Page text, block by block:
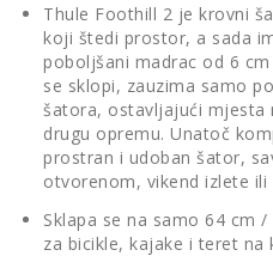
Thule Foothill 2 je krovni
koji štedi prostor, a sada
poboljšani madrac od 6
se sklopi, zauzima samo
šatora, ostavljajući mjesta
drugu opremu. Unatoč
prostran i udoban šator,
otvorenom, vikend izlete
Sklapa se na samo 64 cm
za bicikle, kajake i teret na